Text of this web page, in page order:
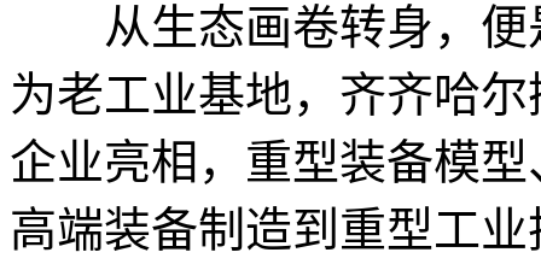
从生态画卷转身，便
为老工业基地，齐齐哈
企业亮相，重型装备模
高端装备制造到重型工